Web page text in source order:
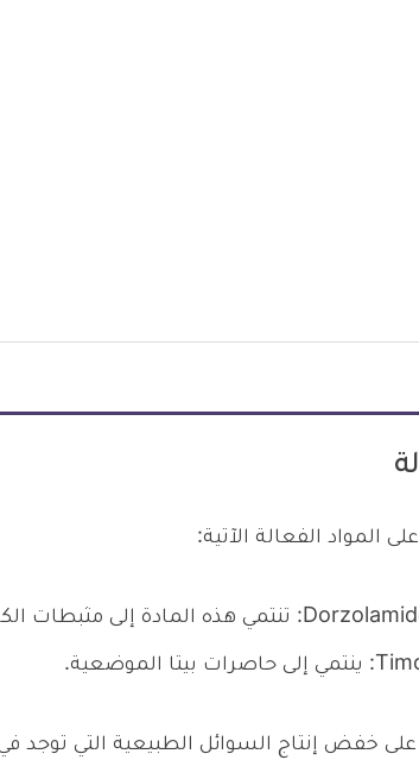
المواد الفعالة الآتية:
خفض إنتاج السوائل الطبيعية التي توجد